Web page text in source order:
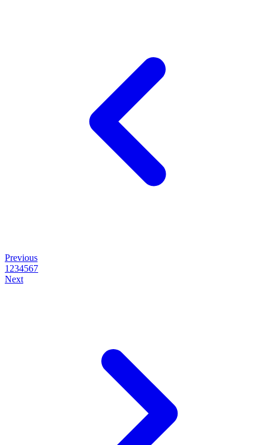
Previous
1 234567
Next